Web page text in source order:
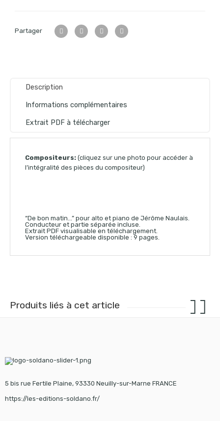
Partager
Description
Informations complémentaires
Extrait PDF à télécharger
Compositeurs: (cliquez sur une photo pour accéder à
l’intégralité des pièces du compositeur)
“De bon matin…” pour alto et piano de Jérôme Naulais.
Conducteur et partie séparée incluse.
Extrait PDF visualisable en téléchargement.
Version téléchargeable disponible : 9 pages.
Produits liés à cet article
5 bis rue Fertile Plaine, 93330 Neuilly-sur-Marne FRANCE
https://les-editions-soldano.fr/